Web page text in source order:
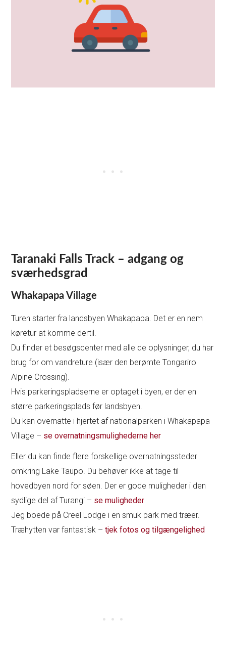
Taranaki Falls Track – adgang og
sværhedsgrad
Whakapapa Village
Turen starter fra landsbyen Whakapapa. Det er en nem
køretur at komme dertil.
Du finder et besøgscenter med alle de oplysninger, du har
brug for om vandreture (især den berømte Tongariro
Alpine Crossing).
Hvis parkeringspladserne er optaget i byen, er der en
større parkeringsplads før landsbyen.
Du kan overnatte i hjertet af nationalparken i Whakapapa
Village – se overnatningsmulighederne her
Eller du kan finde flere forskellige overnatningssteder
omkring Lake Taupo. Du behøver ikke at tage til
hovedbyen nord for søen. Der er gode muligheder i den
sydlige del af Turangi – se muligheder
Jeg boede på Creel Lodge i en smuk park med træer.
Træhytten var fantastisk –tjek fotos og tilgængelighed